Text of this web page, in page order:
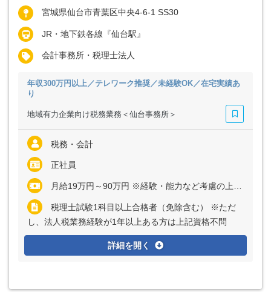
宮城県仙台市青葉区中央4-6-1 SS30
JR・地下鉄各線『仙台駅』
会計事務所・税理士法人
年収300万円以上／テレワーク推奨／未経験OK／在宅実績あ
り
地域有力企業向け税務業務＜仙台事務所＞
税務・会計
正社員
月給19万円～90万円 ※経験・能力など考慮の上、決定いたします ※アソシエイト／シニアアソシエイトは残業代全額支給 ※マネジャーまたはシニアマネジャーの場合、管理監督者採用のため残業代支給なし
税理士試験1科目以上合格者（免除含む） ※ただ
し、法人税業務経験が1年以上ある方は上記資格不問
詳細を開く